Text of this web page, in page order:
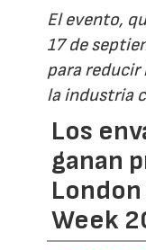
El evento,
17 de
para reducir
la industria
Los
ganan
Week